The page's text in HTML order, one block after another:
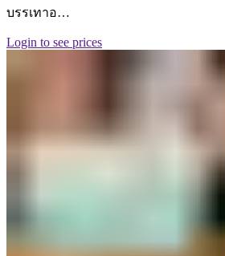
บรรเทาอ…
Login to see prices